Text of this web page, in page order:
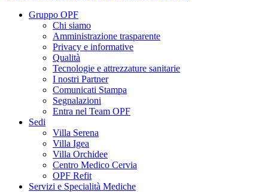
Gruppo OPF
Chi siamo
Amministrazione trasparente
Privacy e informative
Qualità
Tecnologie e attrezzature sanitarie
I nostri Partner
Comunicati Stampa
Segnalazioni
Entra nel Team OPF
Sedi
Villa Serena
Villa Igea
Villa Orchidee
Centro Medico Cervia
OPF Refit
Servizi e Specialità Mediche